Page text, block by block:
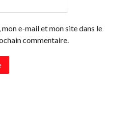
e-mail et mon site dans le
commentaire.